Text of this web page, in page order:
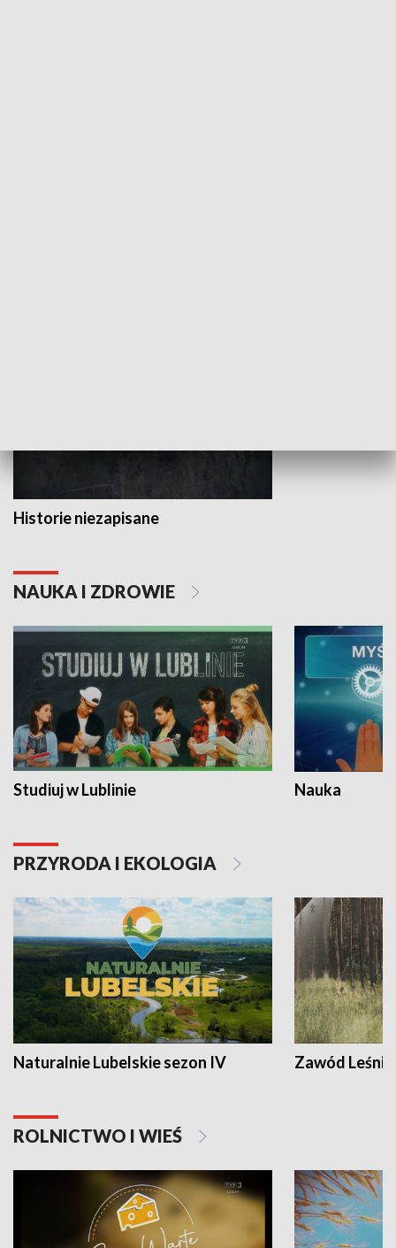
Historie niezapisane
NAUKA I ZDROWIE
Studiuj w Lublinie Nauka
PRZYRODA I EKOLOGIA
Naturalnie Lubelskie sezon IV Zawód Leśnik
ROLNICTWO I WIEŚ